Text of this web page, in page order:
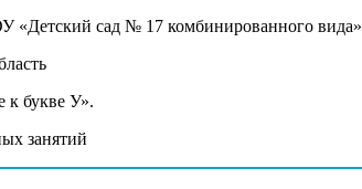
«Детский сад № 17 комбинированного вида»
к букве У».
занятий